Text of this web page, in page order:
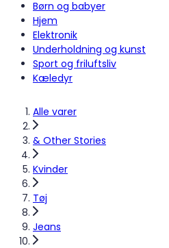
Børn og babyer
Hjem
Elektronik
Underholdning og kunst
Sport og friluftsliv
Kæledyr
Alle varer
& Other Stories
Kvinder
Tøj
Jeans